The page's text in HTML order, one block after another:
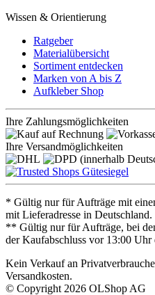
Wissen & Orientierung
Ratgeber
Materialübersicht
Sortiment entdecken
Marken von A bis Z
Aufkleber Shop
Ihre Zahlungsmöglichkeiten
Ihre Versandmöglichkeiten
* Gültig nur für Aufträge mit
mit Lieferadresse in Deutschland.
** Gültig nur für Aufträge, bei
der Kaufabschluss vor 13:00 Uhr
Kein Verkauf an
Versandkosten.
© Copyright 2026 OLShop AG